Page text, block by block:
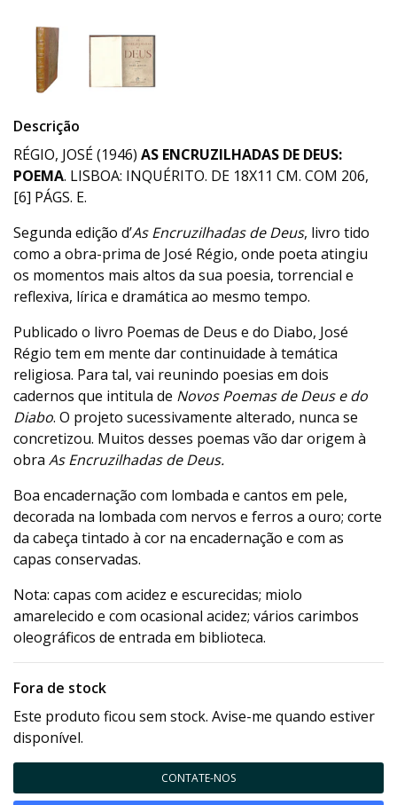
Descrição
RÉGIO, JOSÉ (1946) AS ENCRUZILHADAS DE DEUS:
POEMA. LISBOA: INQUÉRITO. DE 18X11 CM. COM 206,
[6] PÁGS. E.
Segunda edição d’As Encruzilhadas de Deus, livro tido
como a obra-prima de José Régio, onde poeta atingiu
os momentos mais altos da sua poesia, torrencial e
reflexiva, lírica e dramática ao mesmo tempo.
Publicado o livro Poemas de Deus e do Diabo, José
Régio tem em mente dar continuidade à temática
religiosa. Para tal, vai reunindo poesias em dois
cadernos que intitula de Novos Poemas de Deus e do
Diabo. O projeto sucessivamente alterado, nunca se
concretizou. Muitos desses poemas vão dar origem à
obra As Encruzilhadas de Deus.
Boa encadernação com lombada e cantos em pele,
decorada na lombada com nervos e ferros a ouro; corte
da cabeça tintado à cor na encadernação e com as
capas conservadas.
Nota: capas com acidez e escurecidas; miolo
amarelecido e com ocasional acidez; vários carimbos
oleográficos de entrada em biblioteca.
Fora de stock
Este produto ficou sem stock. Avise-me quando estiver
disponível.
CONTATE-NOS